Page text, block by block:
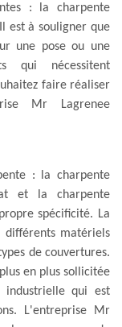
: la charpente
est à souligner que
une pose ou une
qui nécessitent
faire réaliser
Mr Lagrenee
: la charpente
et la charpente
spécificité. La
matériels
de couvertures.
en plus sollicitée
industrielle qui est
L'entreprise Mr